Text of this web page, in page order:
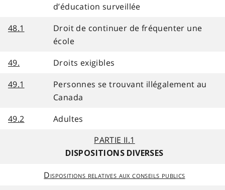
d’éducation surveillée
48.1
Droit de continuer de fréquenter une
école
49.
Droits exigibles
49.1
Personnes se trouvant illégalement au
Canada
49.2
Adultes
PARTIE II.1
DISPOSITIONS DIVERSES
Dispositions relatives aux conseils publics